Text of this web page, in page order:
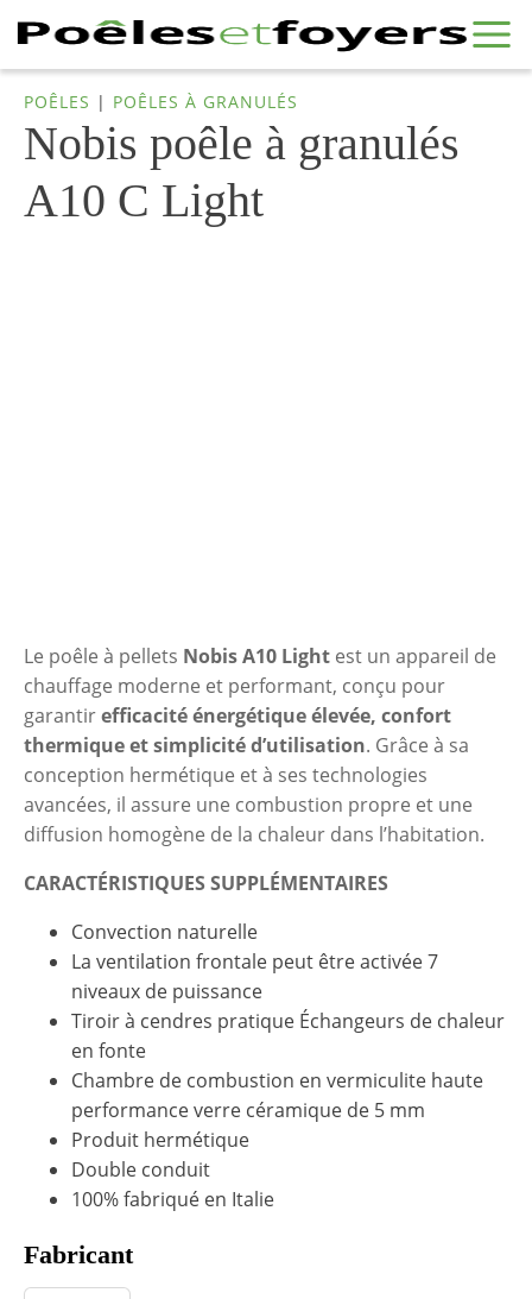
POÊLES | POÊLES À GRANULÉS
Nobis poêle à granulés
A10 C Light
Le poêle à pellets Nobis A10 Light est un appareil de
chauffage moderne et performant, conçu pour
garantirefficacité énergétique élevée, confort
thermique et simplicité d’utilisation. Grâce à sa
conception hermétique et à ses technologies
avancées, il assure une combustion propre et une
diffusion homogène de la chaleur dans l’habitation.
CARACTÉRISTIQUES SUPPLÉMENTAIRES
Convection naturelle
La ventilation frontale peut être activée 7
niveaux de puissance
Tiroir à cendres pratique Échangeurs de chaleur
en fonte
Chambre de combustion en vermiculite haute
performance verre céramique de 5 mm
Produit hermétique
Double conduit
100% fabriqué en Italie
Fabricant